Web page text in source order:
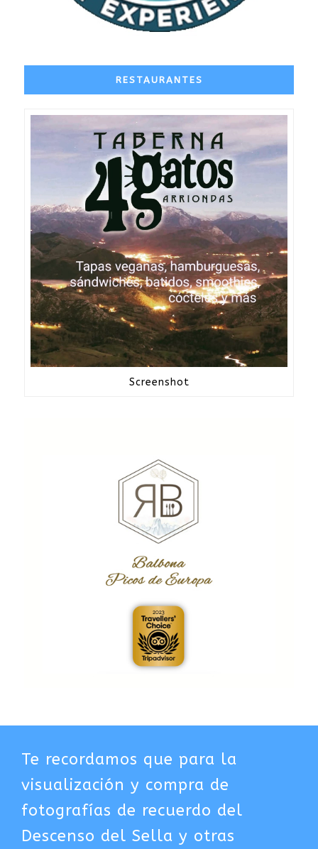
RESTAURANTES
Screenshot
Te recordamos que para la
visualización y compra de
fotografías de recuerdo del
Descenso del Sella y otras